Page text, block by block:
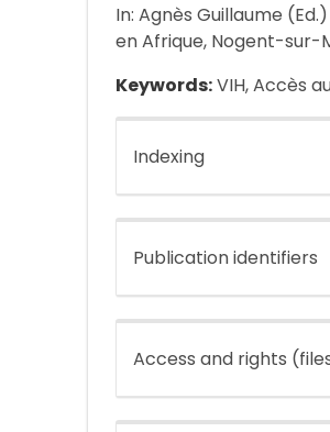
In: Agnès Guillaume
en Afrique, Nogent-sur-
Keywords:VIH, Accès
Indexing
Publication identifiers
Access and rights